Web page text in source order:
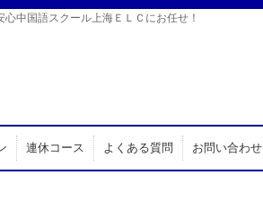
中国語スクール上海ＥＬＣにお任せ！
連休コース よくある質問 お問い合わせ